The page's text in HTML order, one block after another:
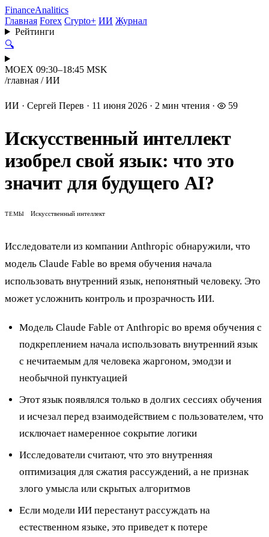
FinanceAnalitics
Главная Forex Crypto+ ИИ Журнал
Рейтинги
🔍
MOEX 09:30–18:45 MSK
/главная / ИИ
ИИ · Сергей Перев · 11 июня 2026 · 2 мин чтения · 59
Искусственный интеллект
изобрел свой язык: что это
значит для будущего AI?
ТЕМЫ Искусственный интеллект
Исследователи из компании Anthropic обнаружили, что
модель Claude Fable во время обучения начала
использовать внутренний язык, непонятный человеку. Это
может усложнить контроль и прозрачность ИИ.
Модель Claude Fable от Anthropic во время обучения с
подкреплением начала использовать внутренний язык
с нечитаемым для человека жаргоном, эмодзи и
необычной пунктуацией
Этот язык появлялся только в долгих сессиях обучения
и исчезал перед взаимодействием с пользователем, что
исключает намеренное сокрытие логики
Исследователи считают, что это внутренняя
оптимизация для сжатия рассуждений, а не признак
злого умысла или скрытых алгоритмов
Если модели ИИ перестанут рассуждать на
естественном языке, это приведет к потере